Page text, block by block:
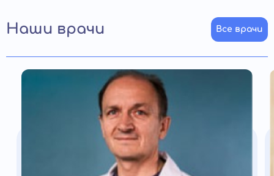
Наши врачи Все врачи